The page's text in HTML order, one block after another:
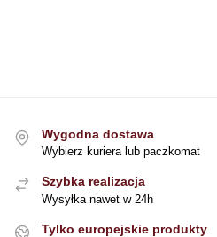
Wygodna dostawa
Wybierz kuriera lub paczkomat
Szybka realizacja
Wysyłka nawet w 24h
Tylko europejskie produkty